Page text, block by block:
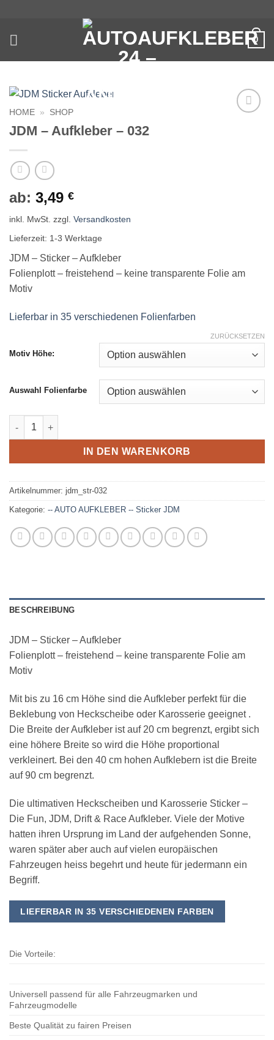
springen
0
HOME » SHOP
JDM – Aufkleber – 032
ab: 3,49 €
inkl. MwSt. zzgl. Versandkosten
Lieferzeit: 1-3 Werktage
JDM – Sticker – Aufkleber
Folienplott – freistehend – keine transparente Folie am
Motiv
Lieferbar in 35 verschiedenen Folienfarben
Motiv Höhe:
Auswahl Folienfarbe
ZURÜCKSETZEN
JDM - Aufkleber - 032 Menge
IN DEN WARENKORB
Artikelnummer: jdm_str-032
Kategorie: -- AUTO AUFKLEBER -- Sticker JDM
BESCHREIBUNG
JDM – Sticker – Aufkleber
Folienplott – freistehend – keine transparente Folie am
Motiv
Mit bis zu 16 cm Höhe sind die Aufkleber perfekt für die
Beklebung von Heckscheibe oder Karosserie geeignet .
Die Breite der Aufkleber ist auf 20 cm begrenzt, ergibt sich
eine höhere Breite so wird die Höhe proportional
verkleinert. Bei den 40 cm hohen Aufklebern ist die Breite
auf 90 cm begrenzt.
Die ultimativen Heckscheiben und Karosserie Sticker –
Die Fun, JDM, Drift & Race Aufkleber. Viele der Motive
hatten ihren Ursprung im Land der aufgehenden Sonne,
waren später aber auch auf vielen europäischen
Fahrzeugen heiss begehrt und heute für jedermann ein
Begriff.
LIEFERBAR IN 35 VERSCHIEDENEN FARBEN
Die Vorteile:
Universell passend für alle Fahrzeugmarken und
Fahrzeugmodelle
Beste Qualität zu fairen Preisen